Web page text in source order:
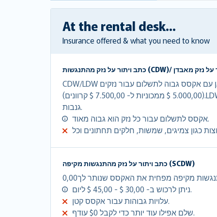
At the rental desk...
Insurance offered & what you need to know
CDW/LDW מוותר על עלויות הנזק במלואן עם אקסס גבוה לתשלום עבור נזקים
(5.000,00 $ ממכוניות ל- 7.500,00 $ קרוונים).LDW הינו CDW + הגנה מפני
גנבות.
אקסס לתשלום עבור כל נזק הוא גבוה מאוד.
כתב ויתור על נזק מהתנגשות מקיפה (SCDW)
ניתן לרכוש ב- 30,00 $ - 45,00 $ ליום.
עלויות גבוהות עבור אקסס קטן.
שלם אפילו עוד יותר כדי לקבל $0 עודף.